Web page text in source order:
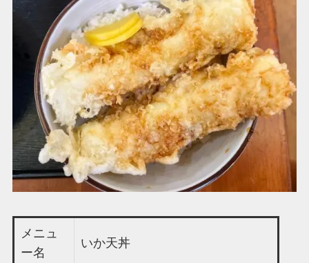
メニュ
ー名
いか天丼